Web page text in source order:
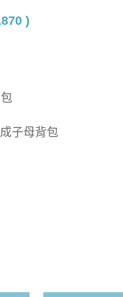
)
子母背包